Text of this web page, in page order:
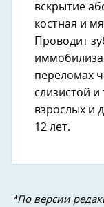
вскрытие
костная и
Проводит
переломах
слизистой
взрослых и
12 лет.
*По версии